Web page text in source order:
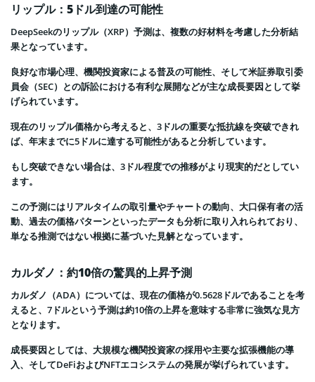
リップル：5ドル到達の可能性
DeepSeekのリップル（XRP）予測は、複数の好材料を考慮した分析結
果となっています。
良好な市場心理、機関投資家による普及の可能性、そして米証券取引委
員会（SEC）との訴訟における有利な展開などが主な成長要因として挙
げられています。
現在のリップル価格から考えると、3ドルの重要な抵抗線を突破できれ
ば、年末までに5ドルに達する可能性があると分析しています。
もし突破できない場合は、3ドル程度での推移がより現実的だとしてい
ます。
この予測にはリアルタイムの取引量やチャートの動向、大口保有者の活
動、過去の価格パターンといったデータも分析に取り入れられており、
単なる推測ではない根拠に基づいた見解となっています。
カルダノ：約10倍の驚異的上昇予測
カルダノ（ADA）については、現在の価格が0.5628ドルであることを考
えると、7ドルという予測は約10倍の上昇を意味する非常に強気な見方
となります。
成長要因としては、大規模な機関投資家の採用や主要な拡張機能の導
入、そしてDeFiおよびNFTエコシステムの発展が挙げられています。